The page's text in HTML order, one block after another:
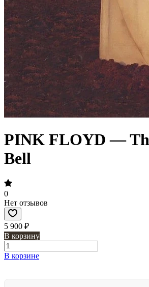
PINK FLOYD —
Bell
0
Нет отзывов
5 900 ₽
В корзину
В корзине